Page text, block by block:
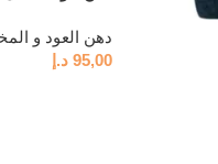
دهن العود و
95,00 د.إ